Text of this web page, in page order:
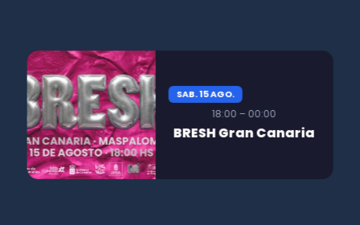
SAB. 15 AGO.
18:00 – 00:00
BRESH Gran Canaria